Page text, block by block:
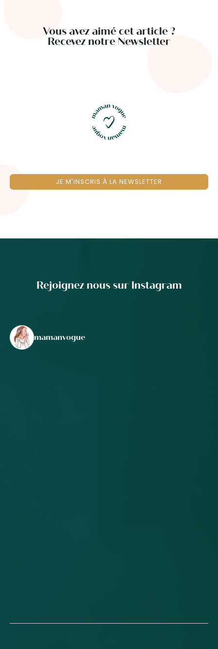
Vous avez aimé cet article ?
Recevez notre Newsletter
JE M'INSCRIS À LA NEWSLETTER
Rejoignez nous sur Instagram
mamanvogue